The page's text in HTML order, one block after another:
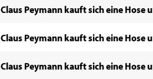
Claus Peymann kauft sich eine Hose
Claus Peymann kauft sich eine
Claus Peymann kauft sich eine Hose